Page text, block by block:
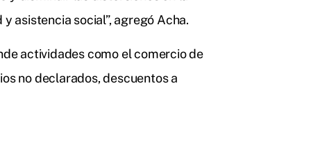
asistencia social”, agregó Acha.
actividades como el comercio de
no declarados, descuentos a